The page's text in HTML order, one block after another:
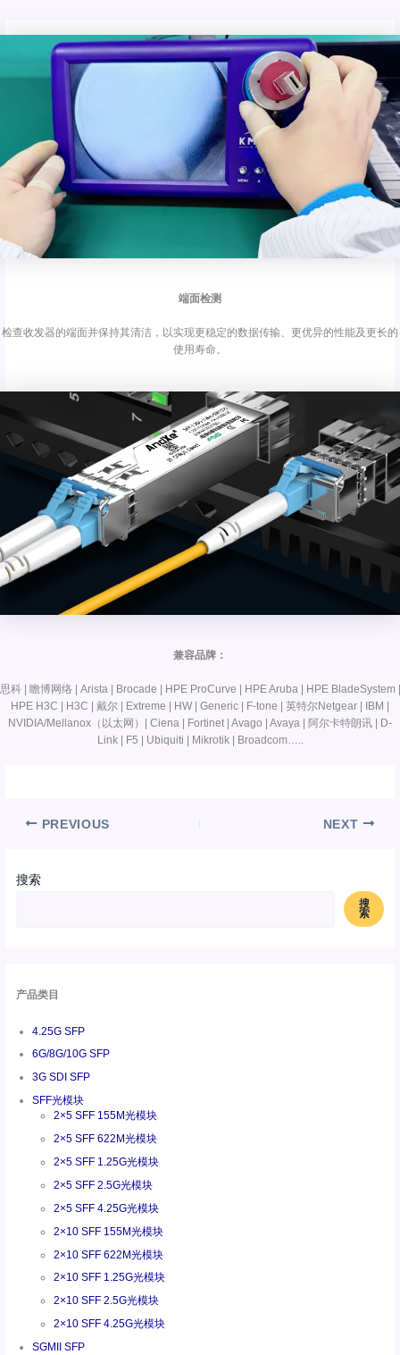
搜索
搜
索
产品类目
4.25G SFP
6G/8G/10G SFP
3G SDI SFP
SFF光模块
2×5 SFF 155M光模块
2×5 SFF 622M光模块
2×5 SFF 1.25G光模块
2×5 SFF 2.5G光模块
2×5 SFF 4.25G光模块
2×10 SFF 155M光模块
2×10 SFF 622M光模块
2×10 SFF 1.25G光模块
2×10 SFF 2.5G光模块
2×10 SFF 4.25G光模块
SGMII SFP
端面检测
检查收发器的端面并保持其清洁，以实现更稳定的数据传输、更优异的性能及更长的
使用寿命。
兼容品牌：
思科 | 瞻博网络 | Arista | Brocade | HPE ProCurve | HPE Aruba | HPE BladeSystem |
HPE H3C | H3C | 戴尔 | Extreme | HW | Generic | F-tone | 英特尔Netgear | IBM |
NVIDIA/Mellanox（以太网）| Ciena | Fortinet | Avago | Avaya | 阿尔卡特朗讯 | D-
Link | F5 | Ubiquiti | Mikrotik | Broadcom…..
PREVIOUS NEXT